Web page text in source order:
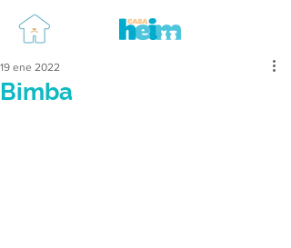
Bimba
19 ene 2022